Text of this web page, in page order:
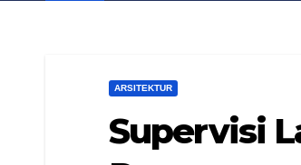
ARSITEKTUR
Supervisi